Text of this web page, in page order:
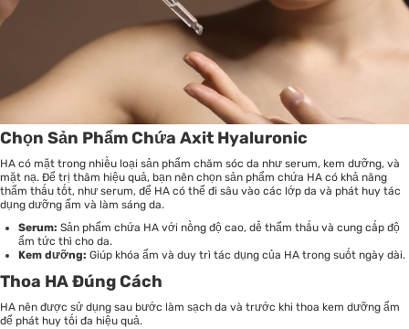
Chọn Sản Phẩm Chứa Axit Hyaluronic
HA có mặt trong nhiều loại sản phẩm chăm sóc da như serum, kem dưỡng, và
mặt nạ. Để trị thâm hiệu quả, bạn nên chọn sản phẩm chứa HA có khả năng
thẩm thấu tốt, như serum, để HA có thể đi sâu vào các lớp da và phát huy tác
dụng dưỡng ẩm và làm sáng da.
Serum: Sản phẩm chứa HA với nồng độ cao, dễ thẩm thấu và cung cấp độ
ẩm tức thì cho da.
Kem dưỡng: Giúp khóa ẩm và duy trì tác dụng của HA trong suốt ngày dài.
Thoa HA Đúng Cách
HA nên được sử dụng sau bước làm sạch da và trước khi thoa kem dưỡng ẩm
để phát huy tối đa hiệu quả.